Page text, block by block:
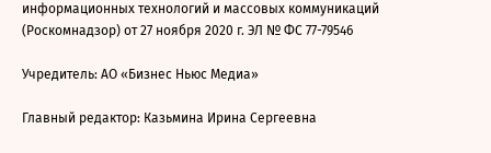
информационных технологий и массовых коммуникаций
(Роскомнадзор) от 27 ноября 2020 г. ЭЛ № ФС 77-79546
Учредитель: АО «Бизнес Ньюс Медиа»
Главный редактор: Казьмина Ирина Сергеевна